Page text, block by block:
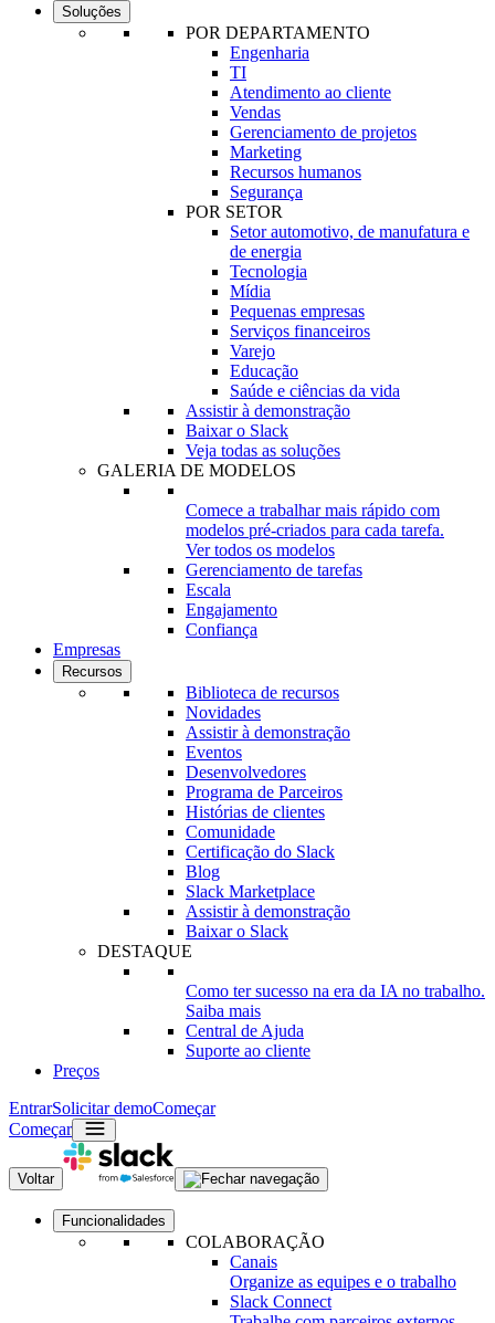
Soluções
POR DEPARTAMENTO
Engenharia
TI
Atendimento ao cliente
Vendas
Gerenciamento de projetos
Marketing
Recursos humanos
Segurança
POR SETOR
Setor automotivo, de manufatura e
de energia
Tecnologia
Mídia
Pequenas empresas
Serviços financeiros
Varejo
Educação
Saúde e ciências da vida
Assistir à demonstração
Baixar o Slack
Veja todas as soluções
GALERIA DE MODELOS
Comece a trabalhar mais rápido com
modelos pré-criados para cada tarefa.
Ver todos os modelos
Gerenciamento de tarefas
Escala
Engajamento
Confiança
Empresas
Recursos
Biblioteca de recursos
Novidades
Assistir à demonstração
Eventos
Desenvolvedores
Programa de Parceiros
Histórias de clientes
Comunidade
Certificação do Slack
Blog
Slack Marketplace
Assistir à demonstração
Baixar o Slack
DESTAQUE
Como ter sucesso na era da IA no trabalho.
Saiba mais
Central de Ajuda
Suporte ao cliente
Preços
EntrarSolicitar demoComeçar
Começar
Voltar
Funcionalidades
COLABORAÇÃO
Canais
Organize as equipes e o trabalho
Slack Connect